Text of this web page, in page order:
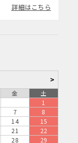
詳細はこちら
>
金
土
1
7
8
14
15
21
22
28
29